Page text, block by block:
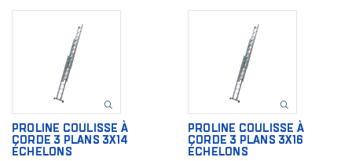
PROLINE COULISSE À
CORDE 3 PLANS 3X14
ÉCHELONS
PROLINE COULISSE À
CORDE 3 PLANS 3X16
ÉCHELONS